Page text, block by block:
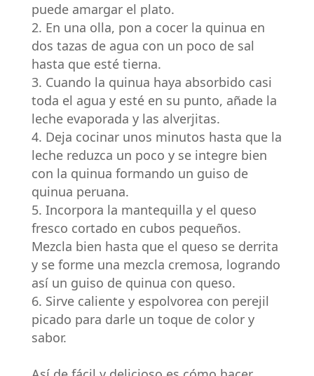
puede amargar el plato.
En una olla, pon a cocer la quinua en
dos tazas de agua con un poco de sal
hasta que esté tierna.
Cuando la quinua haya absorbido casi
toda el agua y esté en su punto, añade la
leche evaporada y las alverjitas.
Deja cocinar unos minutos hasta que la
leche reduzca un poco y se integre bien
con la quinua formando un guiso de
quinua peruana.
Incorpora la mantequilla y el queso
fresco cortado en cubos pequeños.
Mezcla bien hasta que el queso se derrita
y se forme una mezcla cremosa, logrando
así un guiso de quinua con queso.
Sirve caliente y espolvorea con perejil
picado para darle un toque de color y
sabor.